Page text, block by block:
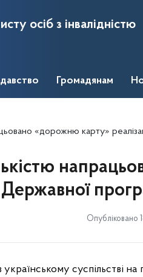
осіб з інвалідністю
Громадянам
«дорожню карту» реалізації
Державної
Опубліковано
українському суспільстві